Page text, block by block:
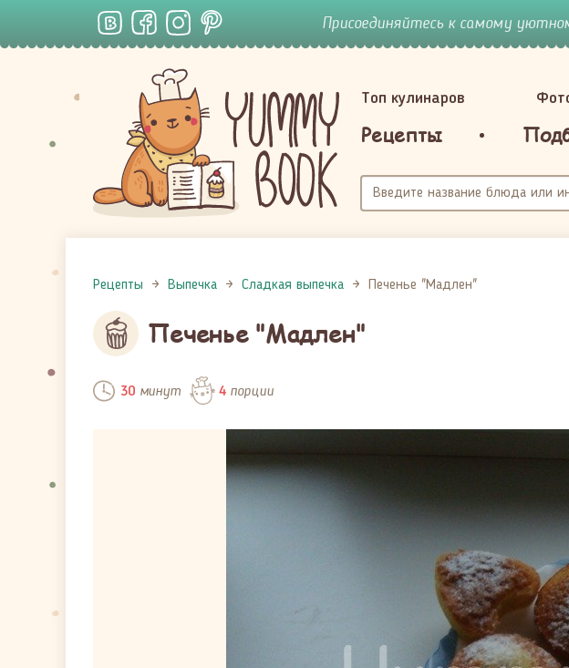
Присоединяйтесь к самому
Топ кулинаров
Рецепты
Рецепты Выпечка Сладкая выпечка Печенье "Мадлен"
Печенье "Мадлен"
30минут 4порции